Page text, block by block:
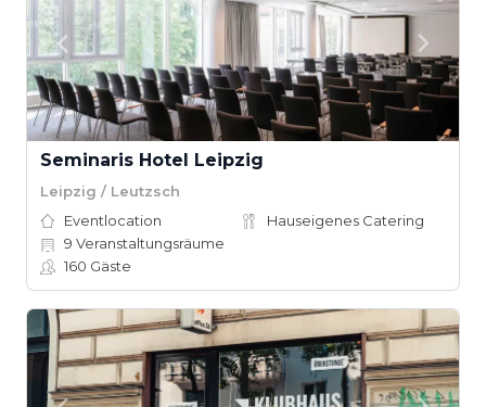
Seminaris Hotel Leipzig
Leipzig / Leutzsch
Eventlocation
Hauseigenes Catering
9 Veranstaltungsräume
160 Gäste